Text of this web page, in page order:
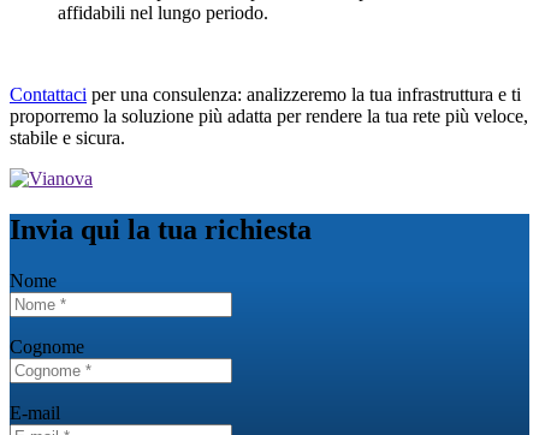
affidabili nel lungo periodo.
Contattaci ​​​​​​​ per una consulenza: analizzeremo la tua infrastruttura e ti
proporremo la soluzione più adatta per rendere la tua rete più veloce,
stabile e sicura.
Invia qui la tua richiesta
Nome
Cognome
E-mail